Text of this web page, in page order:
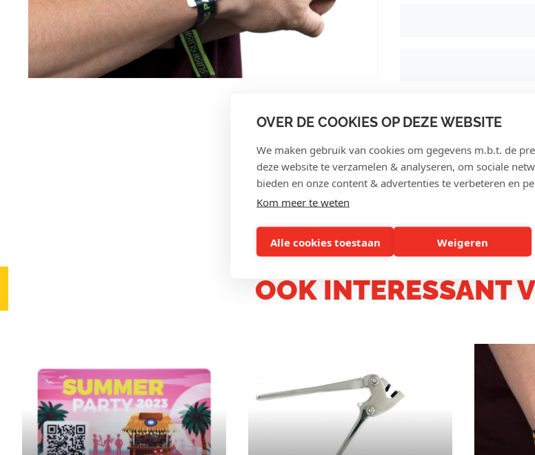
OVER DE COOKIES OP DEZE WEBSITE
We maken gebruik van cookies om gegevens m.b.t. de
deze website te verzamelen & analyseren, om sociale
bieden en onze content & advertenties te verbeteren en
Kom meer te weten
Alle cookies toestaan Weigeren
OOK INTERESSANT